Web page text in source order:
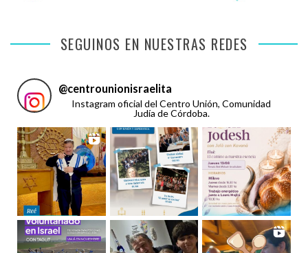
SEGUINOS EN NUESTRAS REDES
@centrounionisraelita
Instagram oficial del Centro Unión, Comunidad
Judía de Córdoba.